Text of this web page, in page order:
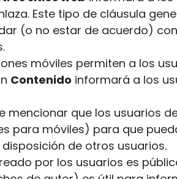
Este tipo de cláusula
(o no estar de acuerdo)
móviles permiten a los
Contenido informará a los
mencionar que los usuarios
para móviles) para que
de otros usuarios.
por los usuarios es